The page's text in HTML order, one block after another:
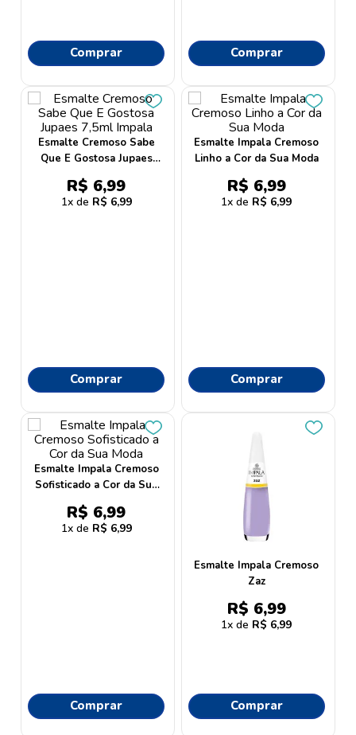
Comprar Comprar
Esmalte Cremoso Sabe
Que E Gostosa Jupaes
7,5ml Impala
R$ 6,99
1 R$ 6,99
Comprar
Esmalte Impala Cremoso
Linho a Cor da Sua Moda
R$ 6,99
1 R$ 6,99
Comprar
Esmalte Impala Cremoso
Sofisticado a Cor da Sua
Moda
R$ 6,99
1 R$ 6,99
Comprar
Esmalte Impala Cremoso
Zaz
R$ 6,99
1 R$ 6,99
Comprar